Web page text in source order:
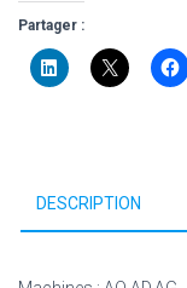
Partager :
DESCRIPTION